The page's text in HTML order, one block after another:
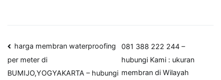
Post
navigation
harga membran waterproofing
per meter di
BUMIJO,YOGYAKARTA – hubungi
081 388 222 244 –
hubungi Kami : ukuran
membran di Wilayah